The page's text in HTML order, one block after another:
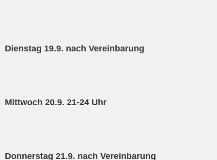
Dienstag 19.9. nach Vereinbarung
Mittwoch 20.9. 21-24 Uhr
Donnerstag 21.9. nach Vereinbarung